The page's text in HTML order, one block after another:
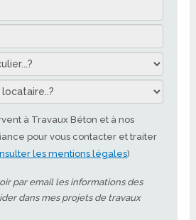
à Travaux Béton et à nos
pour vous contacter et traiter
les mentions légales)
par email les informations des
dans mes projets de travaux